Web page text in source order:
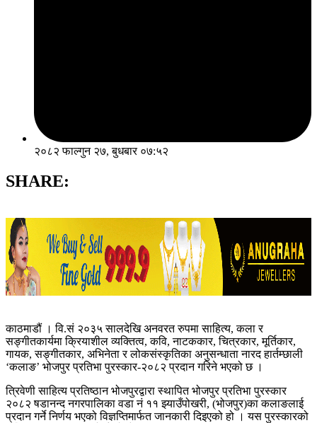
२०८२ फाल्गुन २७, बुधबार ०७:५२
SHARE:
काठमाडौं । वि.सं २०३५ सालदेखि अनवरत रुपमा साहित्य, कला र
सङ्गीतकार्यमा क्रियाशील व्यक्तित्व, कवि, नाटककार, चित्रकार, मूर्तिकार,
गायक, सङ्गीतकार, अभिनेता र लोकसंस्कृतिका अनुसन्धाता नारद हार्तम्छाली
‘कलाङ’ भोजपुर प्रतिभा पुरस्कार-२०८२ प्रदान गरिने भएको छ ।
त्रिवेणी साहित्य प्रतिष्ठान भोजपुरद्वारा स्थापित भोजपुर प्रतिभा पुरस्कार
२०८२ षडानन्द नगरपालिका वडा नं ११ झ्याउँपोखरी, (भोजपुर)का कलाङलाई
प्रदान गर्ने निर्णय भएको विज्ञप्तिमार्फत जानकारी दिइएको हो । यस पुरस्कारको